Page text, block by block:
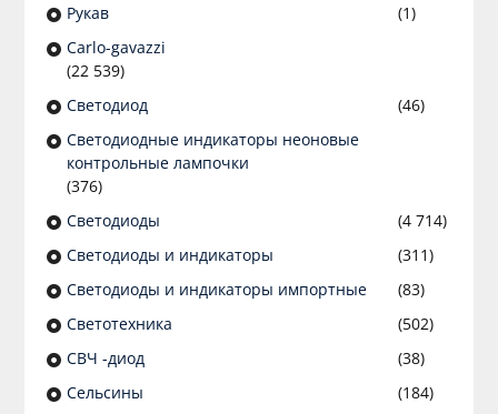
Рукав
(1)
Сarlo-gavazzi
(22 539)
Светодиод
(46)
Светодиодные индикаторы неоновые
контрольные лампочки
(376)
Светодиоды
(4 714)
Светодиоды и индикаторы
(311)
Светодиоды и индикаторы импортные
(83)
Светотехника
(502)
СВЧ -диод
(38)
Сельсины
(184)